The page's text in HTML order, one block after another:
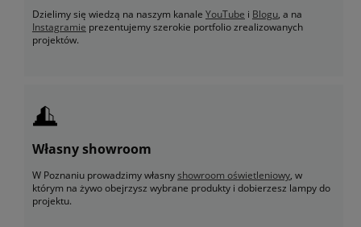
Dzielimy się wiedzą na naszym kanale YouTube i Blogu, a na
Instagramie prezentujemy szerokie portfolio zrealizowanych
projektów.
Własny showroom
W Poznaniu prowadzimy własnyshowroom oświetleniowy, w
którym na żywo obejrzysz wybrane produkty i dobierzesz lampy do
projektu.